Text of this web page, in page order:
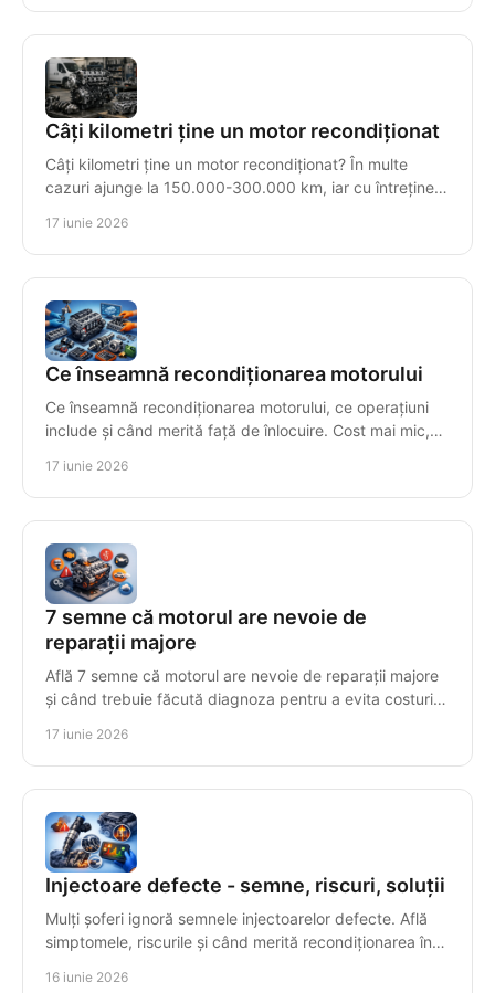
Câți kilometri ține un motor recondiționat
Câți kilometri ține un motor recondiționat? În multe
cazuri ajunge la 150.000-300.000 km, iar cu întreținere
17 iunie 2026
Ce înseamnă recondiționarea motorului
Ce înseamnă recondiționarea motorului, ce operațiuni
include și când merită față de înlocuire. Cost mai mic,
17 iunie 2026
7 semne că motorul are nevoie de
reparații majore
Află 7 semne că motorul are nevoie de reparații majore
și când trebuie făcută diagnoza pentru a evita costuri
17 iunie 2026
Injectoare defecte - semne, riscuri, soluții
Mulți șoferi ignoră semnele injectoarelor defecte. Află
simptomele, riscurile și când merită recondiționarea în
16 iunie 2026